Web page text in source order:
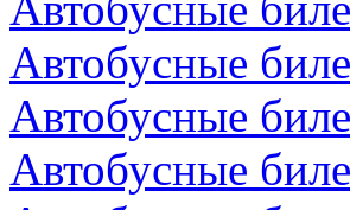
Автобусные
Автобусные
Автобусные